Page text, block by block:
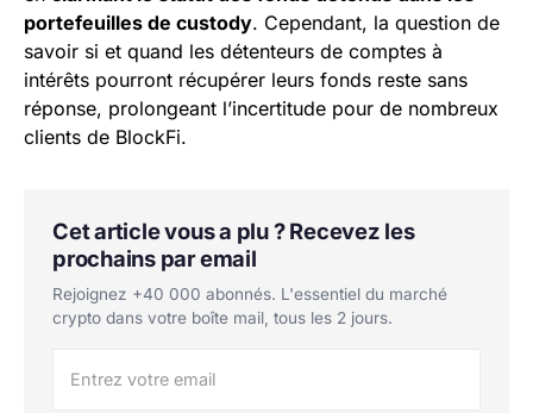
portefeuilles de custody. Cependant, la question de
savoir si et quand les détenteurs de comptes à
intérêts pourront récupérer leurs fonds reste sans
réponse, prolongeant l’incertitude pour de nombreux
clients de BlockFi.
Cet article vous a plu ? Recevez les
prochains par email
Rejoignez +40 000 abonnés. L'essentiel du marché
crypto dans votre boîte mail, tous les 2 jours.